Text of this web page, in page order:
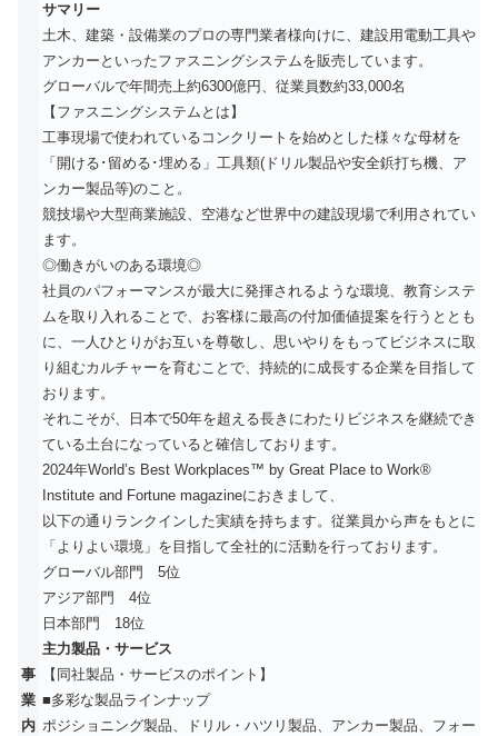
事
業
内
サマリー
土木、建築・設備業のプロの専門業者様向けに、建設用電動工具や
アンカーといったファスニングシステムを販売しています。
グローバルで年間売上約6300億円、従業員数約33,000名
【ファスニングシステムとは】
工事現場で使われているコンクリートを始めとした様々な母材を
「開ける･留める･埋める」工具類(ドリル製品や安全鋲打ち機、ア
ンカー製品等)のこと。
競技場や大型商業施設、空港など世界中の建設現場で利用されてい
ます。
◎働きがいのある環境◎
社員のパフォーマンスが最大に発揮されるような環境、教育システ
ムを取り入れることで、お客様に最高の付加価値提案を行うととも
に、一人ひとりがお互いを尊敬し、思いやりをもってビジネスに取
り組むカルチャーを育むことで、持続的に成長する企業を目指して
おります。
それこそが、日本で50年を超える長きにわたりビジネスを継続でき
ている土台になっていると確信しております。
2024年World’s Best Workplaces™ by Great Place to Work®
Institute and Fortune magazineにおきまして、
以下の通りランクインした実績を持ちます。従業員から声をもとに
「よりよい環境」を目指して全社的に活動を行っております。
グローバル部門 5位
アジア部門 4位
日本部門 18位
主力製品・サービス
【同社製品・サービスのポイント】
■多彩な製品ラインナップ
ポジショニング製品、ドリル・ハツリ製品、アンカー製品、フォー